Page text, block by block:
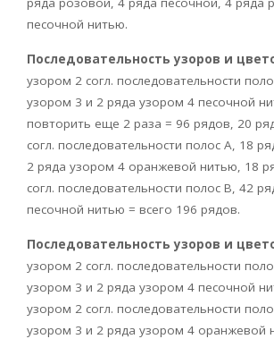
песочной нитью.
Последовательность узоров и
узором 2 согл. последовательности
узором 3 и 2 ряда узором 4 песочной
повторить еще 2 раза = 96 рядов, 20
согл. последовательности полос А, 18
2 ряда узором 4 оранжевой нитью, 18
согл. последовательности полос В, 42
песочной нитью = всего 196 рядов.
Последовательность узоров и
узором 2 согл. последовательности
узором 3 и 2 ряда узором 4 песочной
узором 2 согл. последовательности
узором 3 и 2 ряда узором 4 оранжевой